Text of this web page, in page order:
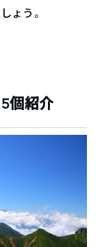
ょう。
個紹介